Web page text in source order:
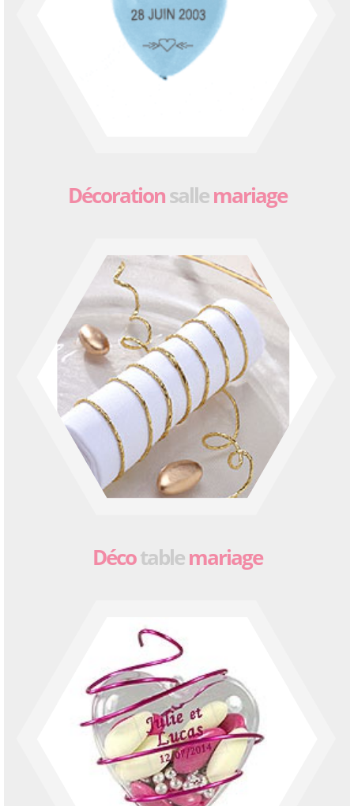
Décorationsallemariage
Décotablemariage